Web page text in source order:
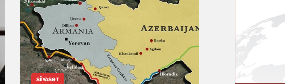
SIYASƏT